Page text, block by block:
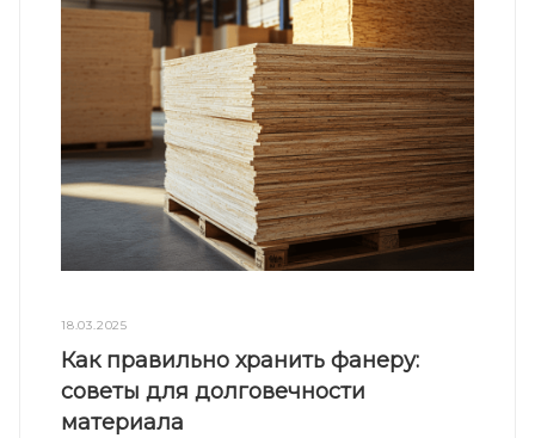
18.03.2025
Как правильно хранить фанеру:
советы для долговечности
материала